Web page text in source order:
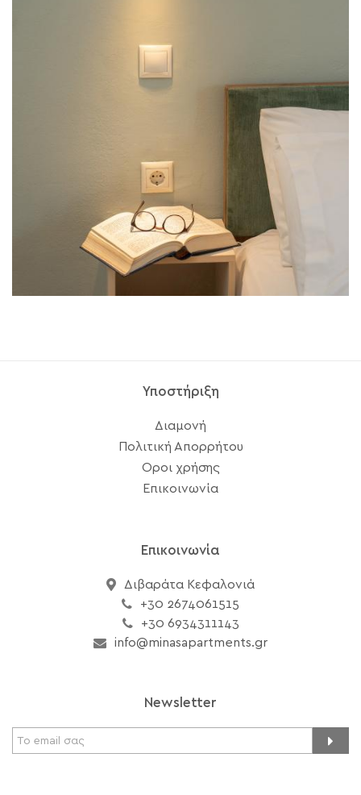
Υποστήριξη
Διαμονή
Πολιτική Απορρήτου
Οροι χρήσης
Επικοινωνία
Επικοινωνία
Διβαράτα Κεφαλονιά
+30 2674061515
+30 6934311143
info@minasapartments.gr
Newsletter